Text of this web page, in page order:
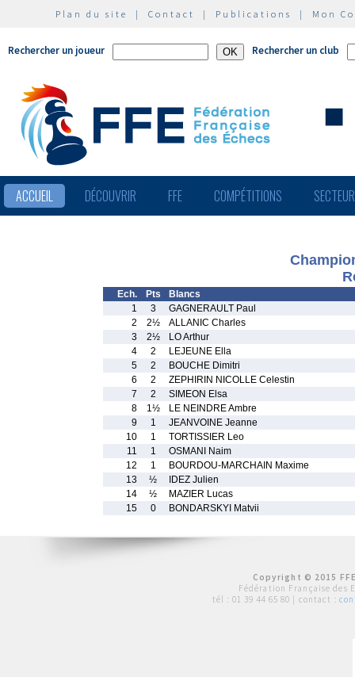
Plan du site | Contact | Publications | Mon
Rechercher un joueur Rechercher un club
ACCUEIL DÉCOUVRIR FFE COMPÉTITIONS
Ech. Pts
Blancs
1
3
GAGNERAULT Paul
2
2½
ALLANIC Charles
3
2½
LO Arthur
4
2
LEJEUNE Ella
5
2
BOUCHE Dimitri
6
2
ZEPHIRIN NICOLLE Celestin
7
2
SIMEON Elsa
8
1½
LE NEINDRE Ambre
9
1
JEANVOINE Jeanne
10
1
TORTISSIER Leo
11
1
OSMANI Naim
12
1
BOURDOU-MARCHAIN Maxime
13
½
IDEZ Julien
14
½
MAZIER Lucas
15
0 BONDARSKYI Matvii
Copyright © 2015
Fédération Française des
tél : 01 39 44 65 80 | contact :